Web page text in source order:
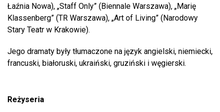
Łaźnia Nowa), „Staff Only” (Biennale Warszawa), „Marię
Klassenberg” (TR Warszawa), „Art of Living” (Narodowy
Stary Teatr w Krakowie).
Jego dramaty były tłumaczone na język angielski, niemiecki,
francuski, białoruski, ukraiński, gruziński i węgierski.
Reżyseria